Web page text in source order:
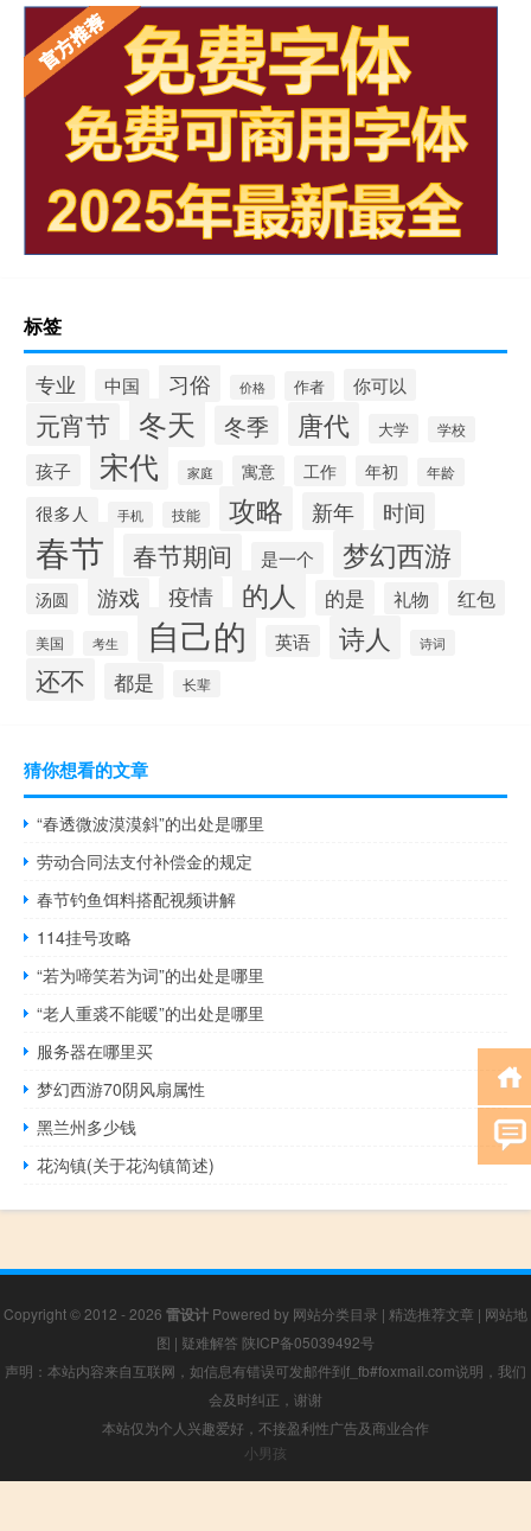
标签
专业 中国 习俗 价格 作者 你可以
元宵节 冬天 冬季 唐代 大学 学校
孩子 宋代 家庭 寓意 工作 年初 年龄
很多人 手机 技能 攻略 新年 时间
春节 春节期间 是一个 梦幻西游
汤圆 游戏 疫情 的人 的是 礼物 红包
美国 考生 自己的 英语 诗人 诗词
还不 都是 长辈
猜你想看的文章
“春透微波漠漠斜”的出处是哪里
劳动合同法支付补偿金的规定
春节钓鱼饵料搭配视频讲解
114挂号攻略
“若为啼笑若为词”的出处是哪里
“老人重裘不能暖”的出处是哪里
服务器在哪里买
梦幻西游70阴风扇属性
黑兰州多少钱
花沟镇(关于花沟镇简述)
Copyright © 2012 - 2026 雷设计 Powered by 网站分类目录 | 精选推荐文章 | 网站地
图 | 疑难解答 陕ICP备05039492号
声明：本站内容来自互联网，如信息有错误可发邮件到f_fb#foxmail.com说明，我们
会及时纠正，谢谢
本站仅为个人兴趣爱好，不接盈利性广告及商业合作
小男孩